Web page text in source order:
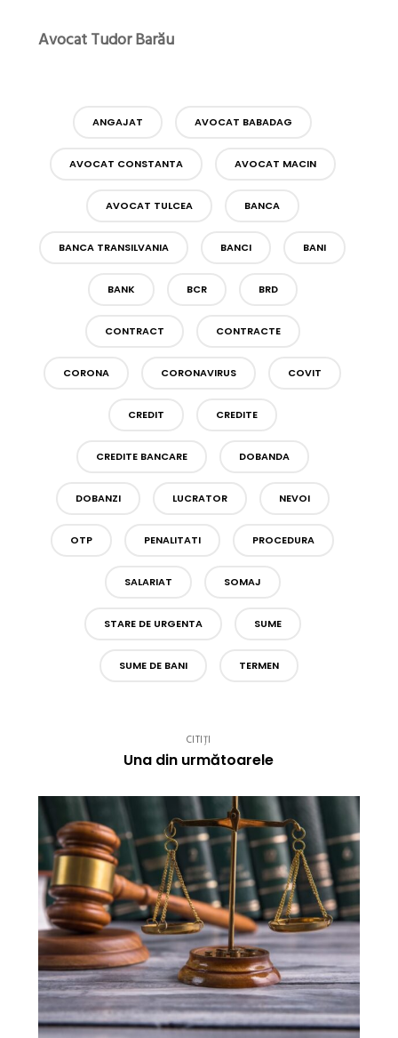
Avocat Tudor Barău
ANGAJAT AVOCAT BABADAG
AVOCAT CONSTANTA AVOCAT MACIN
AVOCAT TULCEA BANCA
BANCA TRANSILVANIA BANCI BANI
BANK BCR BRD
CONTRACT CONTRACTE
CORONA CORONAVIRUS COVIT
CREDIT CREDITE
CREDITE BANCARE DOBANDA
DOBANZI LUCRATOR NEVOI
OTP PENALITATI PROCEDURA
SALARIAT SOMAJ
STARE DE URGENTA SUME
SUME DE BANI TERMEN
CITIȚI
Una din următoarele